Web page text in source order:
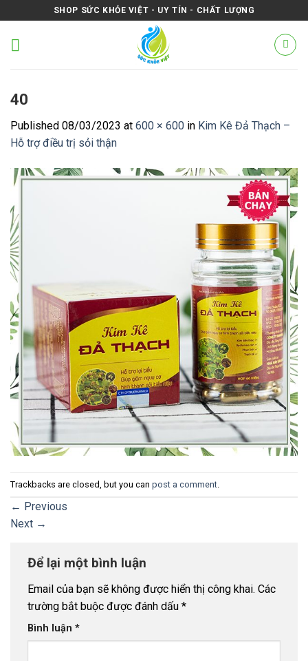
to
content
SHOP SỨC KHỎE VIỆT - UY TÍN - CHẤT LƯỢNG
40
Published 08/03/2023 at 600 × 600 in Kim Kê Đả Thạch –
Hỗ trợ điều trị sỏi thận
Trackbacks are closed, but you can post a comment
← Previous
Next →
Để lại một bình luận
Email của bạn sẽ không được hiển thị công khai. Các
trường bắt buộc được đánh dấu *
Bình luận *